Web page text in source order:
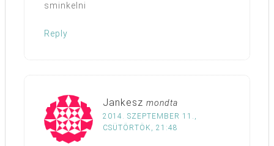
sminkelni
Reply
Jankesz mondta
2014. SZEPTEMBER 11.,
CSÜTÖRTÖK, 21:48